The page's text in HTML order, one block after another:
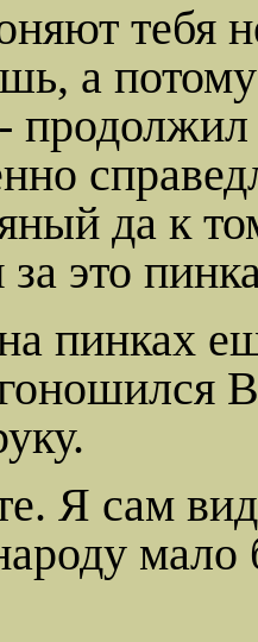
тебя
а
да к
за это
пинках
Я сам